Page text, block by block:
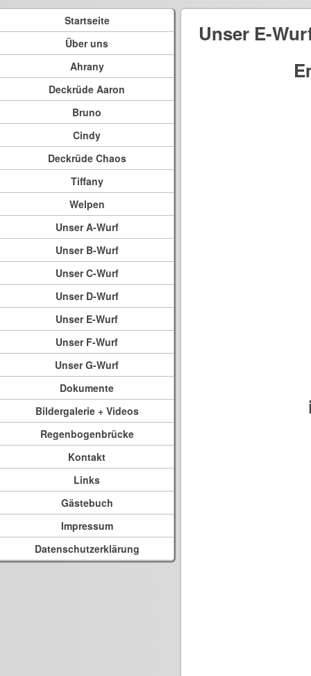
Startseite
Über uns
Ahrany
Deckrüde Aaron
Bruno
Cindy
Deckrüde Chaos
Tiffany
Welpen
Unser A-Wurf
Unser B-Wurf
Unser C-Wurf
Unser D-Wurf
Unser E-Wurf
Unser F-Wurf
Unser G-Wurf
Dokumente
Bildergalerie + Videos
Regenbogenbrücke
Kontakt
Links
Gästebuch
Impressum
Datenschutzerklärung
Unser E-